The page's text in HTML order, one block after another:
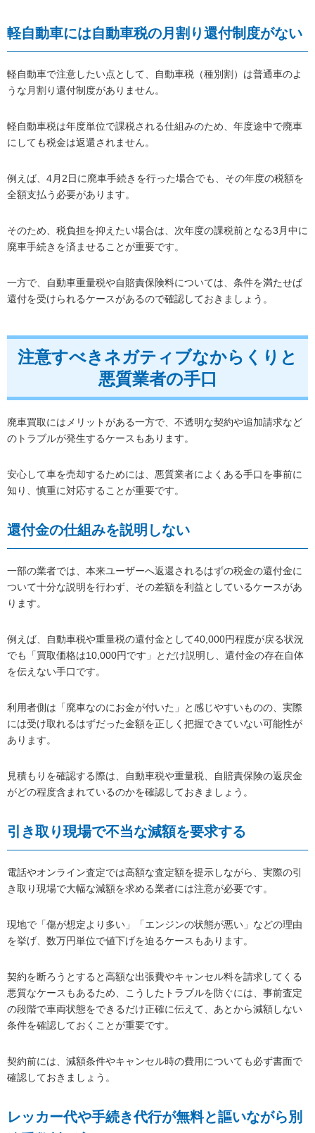
軽自動車には自動車税の月割り還付制度がない
軽自動車で注意したい点として、自動車税（種別割）は普通車のよ
うな月割り還付制度がありません。
軽自動車税は年度単位で課税される仕組みのため、年度途中で廃車
にしても税金は返還されません。
例えば、4月2日に廃車手続きを行った場合でも、その年度の税額を
全額支払う必要があります。
そのため、税負担を抑えたい場合は、次年度の課税前となる3月中に
廃車手続きを済ませることが重要です。
一方で、自動車重量税や自賠責保険料については、条件を満たせば
還付を受けられるケースがあるので確認しておきましょう。
注意すべきネガティブなからくりと
悪質業者の手口
廃車買取にはメリットがある一方で、不透明な契約や追加請求など
のトラブルが発生するケースもあります。
安心して車を売却するためには、悪質業者によくある手口を事前に
知り、慎重に対応することが重要です。
還付金の仕組みを説明しない
一部の業者では、本来ユーザーへ返還されるはずの税金の還付金に
ついて十分な説明を行わず、その差額を利益としているケースがあ
ります。
例えば、自動車税や重量税の還付金として40,000円程度が戻る状況
でも「買取価格は10,000円です」とだけ説明し、還付金の存在自体
を伝えない手口です。
利用者側は「廃車なのにお金が付いた」と感じやすいものの、実際
には受け取れるはずだった金額を正しく把握できていない可能性が
あります。
見積もりを確認する際は、自動車税や重量税、自賠責保険の返戻金
がどの程度含まれているのかを確認しておきましょう。
引き取り現場で不当な減額を要求する
電話やオンライン査定では高額な査定額を提示しながら、実際の引
き取り現場で大幅な減額を求める業者には注意が必要です。
現地で「傷が想定より多い」「エンジンの状態が悪い」などの理由
を挙げ、数万円単位で値下げを迫るケースもあります。
契約を断ろうとすると高額な出張費やキャンセル料を請求してくる
悪質なケースもあるため、こうしたトラブルを防ぐには、事前査定
の段階で車両状態をできるだけ正確に伝えて、あとから減額しない
条件を確認しておくことが重要です。
契約前には、減額条件やキャンセル時の費用についても必ず書面で
確認しておきましょう。
レッカー代や手続き代行が無料と謳いながら別